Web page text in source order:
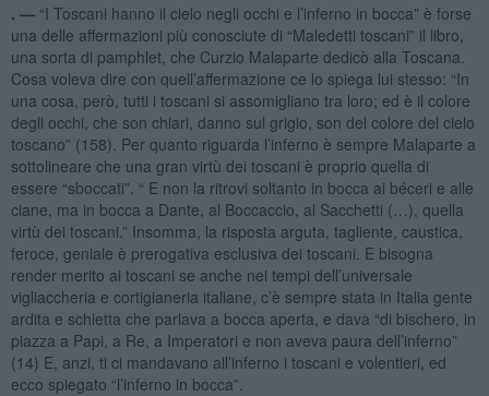
. — “I Toscani hanno il cielo negli occhi e l’inferno in bocca” è forse
una delle affermazioni più conosciute di “Maledetti toscani” il libro,
una sorta di pamphlet, che Curzio Malaparte dedicò alla Toscana.
Cosa voleva dire con quell’affermazione ce lo spiega lui stesso: “In
una cosa, però, tutti i toscani si assomigliano tra loro; ed è il colore
degli occhi, che son chiari, danno sul grigio, son del colore del cielo
toscano” (158). Per quanto riguarda l’inferno è sempre Malaparte a
sottolineare che una gran virtù dei toscani è proprio quella di
essere “sboccati”. “ E non la ritrovi soltanto in bocca ai béceri e alle
ciane, ma in bocca a Dante, al Boccaccio, al Sacchetti (…), quella
virtù dei toscani.” Insomma, la risposta arguta, tagliente, caustica,
feroce, geniale è prerogativa esclusiva dei toscani. E bisogna
render merito ai toscani se anche nei tempi dell’universale
vigliaccheria e cortigianeria italiane, c’è sempre stata in Italia gente
ardita e schietta che parlava a bocca aperta, e dava “di bischero, in
piazza a Papi, a Re, a Imperatori e non aveva paura dell’inferno”
(14) E, anzi, ti ci mandavano all’inferno i toscani e volentieri, ed
ecco spiegato “l’inferno in bocca”.